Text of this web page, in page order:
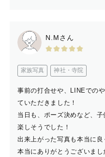
N.Mさん
家族写真 神社・寺院
事前の打合せや、LINEでの
ていただきました！
当日も、ポーズ決めなど、
楽しそうでした！
出来上がった写真も本当に良
本当にありがとうございまし